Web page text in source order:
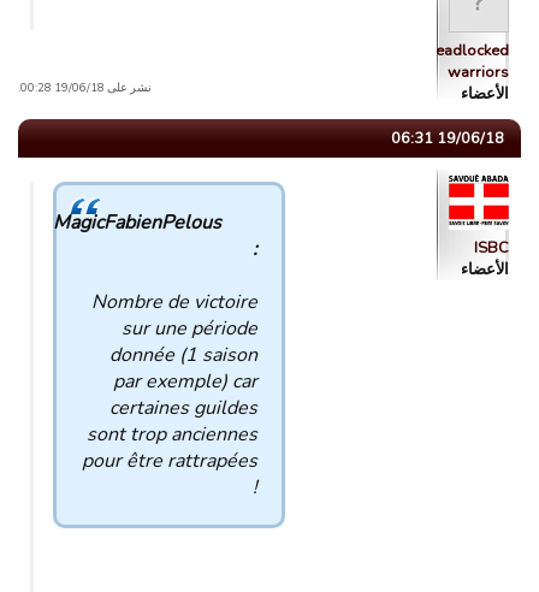
Dreadlocked
warriors
الأعضاء
نشر على 19/06/18 00:28.
19/06/18 06:31
ISBC
الأعضاء
MagicFabienPelous
:
Nombre de victoire
sur une période
donnée (1 saison
par exemple) car
certaines guildes
sont trop anciennes
pour être rattrapées
!